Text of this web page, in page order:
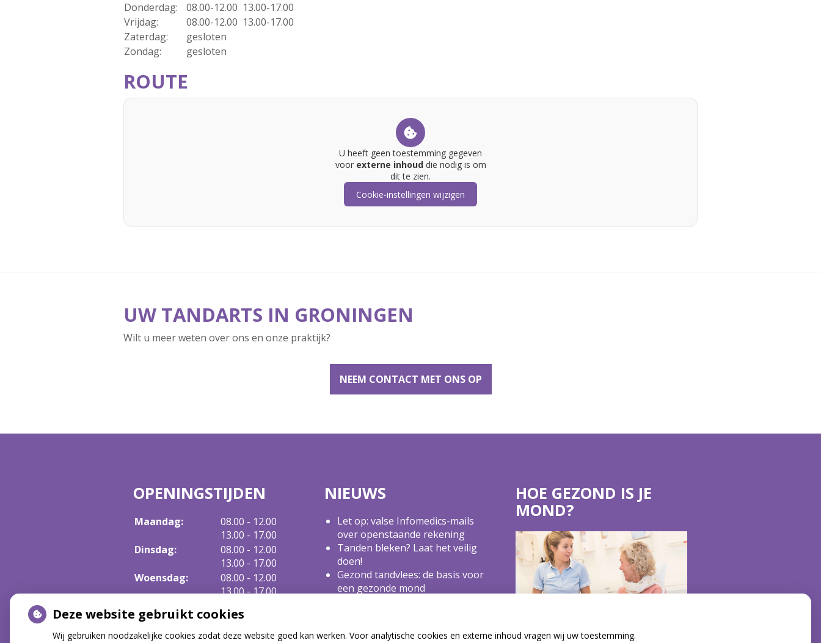
Donderdag:
08.00-12.00 13.00-17.00
Vrijdag:
08.00-12.00 13.00-17.00
Zaterdag:
gesloten
Zondag:
gesloten
ROUTE
U heeft geen toestemming gegeven
voor externe inhouddie nodig is om
dit te zien.
Cookie-instellingen wijzigen
UW TANDARTS IN GRONINGEN
Wilt u meer weten over ons en onze praktijk?
NEEM CONTACT MET ONS OP
OPENINGSTIJDEN
Maandag: 08.00 tot
- 12.00
13.00 tot
- 17.00
Dinsdag:
08.00 tot
- 12.00
13.00 tot
- 17.00
Woensdag:
08.00 tot
- 12.00
13.00tot
- 17.00
Donderdag:
08.00
13.00
Vrijdag:
08.00 - 12.00
NIEUWS
Let op: valse Infomedics-mails
over openstaande rekening
Tanden bleken? Laat het veilig
doen!
Gezond tandvlees: de basis voor
een gezonde mond
(Mond)zorgkosten gemaakt in
HOE GEZOND IS JE
MOND?
Deze website gebruikt cookies
Wij gebruiken noodzakelijke cookies zodat deze website goed kan werken. Voor analytische cookies en externe inhoud vragen wij uw toestemming.